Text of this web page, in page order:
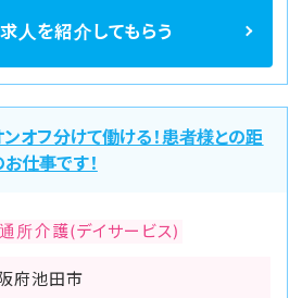
人を紹介してもらう
オフ分けて働ける！患者様との距
仕事です！
所介護(デイサービス)
府池田市